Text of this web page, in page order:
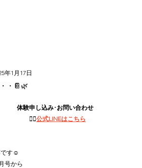
・📔🌿‬
年1月17日
体験申し込み･お問い合わせ
👉🏻公式LINEはこちら
です☺️
号から